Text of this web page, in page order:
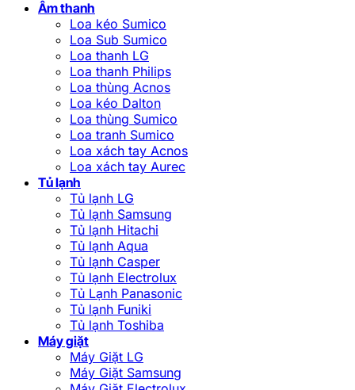
Âm thanh
Loa kéo Sumico
Loa Sub Sumico
Loa thanh LG
Loa thanh Philips
Loa thùng Acnos
Loa kéo Dalton
Loa thùng Sumico
Loa tranh Sumico
Loa xách tay Acnos
Loa xách tay Aurec
Tủ lạnh
Tủ lạnh LG
Tủ lạnh Samsung
Tủ lạnh Hitachi
Tủ lạnh Aqua
Tủ lạnh Casper
Tủ lạnh Electrolux
Tủ Lạnh Panasonic
Tủ lạnh Funiki
Tủ lạnh Toshiba
Máy giặt
Máy Giặt LG
Máy Giặt Samsung